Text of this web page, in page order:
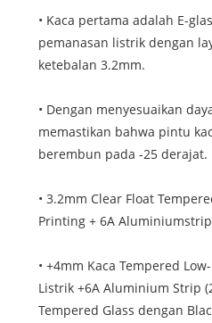
• Kaca pertama adalah E-
pemanasan listrik dengan
ketebalan 3.2mm.
• Dengan menyesuaikan
memastikan bahwa pintu
berembun pada -25 derajat.
• 3.2mm Clear Float
Printing + 6A Aluminiumstrip
• +4mm Kaca Tempered
Listrik +6A Aluminium Strip
Tempered Glass dengan